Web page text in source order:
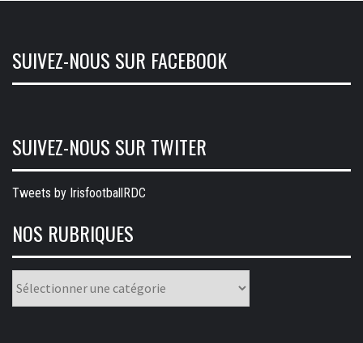
SUIVEZ-NOUS SUR FACEBOOK
SUIVEZ-NOUS SUR TWITER
Tweets by IrisfootballRDC
NOS RUBRIQUES
rubriques